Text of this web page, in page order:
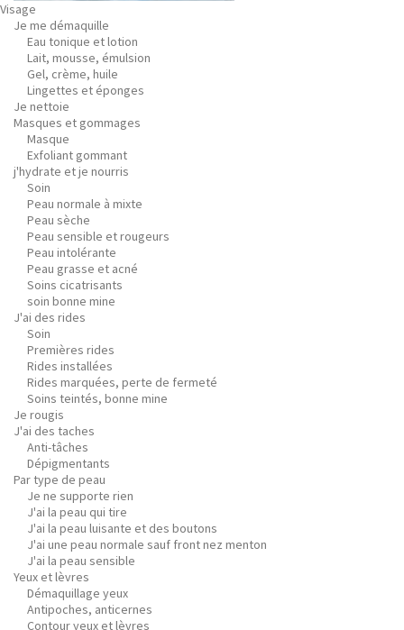
Visage
Je me démaquille
Eau tonique et lotion
Lait, mousse, émulsion
Gel, crème, huile
Lingettes et éponges
Je nettoie
Masques et gommages
Masque
Exfoliant gommant
j'hydrate et je nourris
Soin
Peau normale à mixte
Peau sèche
Peau sensible et rougeurs
Peau intolérante
Peau grasse et acné
Soins cicatrisants
soin bonne mine
J'ai des rides
Soin
Premières rides
Rides installées
Rides marquées, perte de fermeté
Soins teintés, bonne mine
Je rougis
J'ai des taches
Anti-tâches
Dépigmentants
Par type de peau
Je ne supporte rien
J'ai la peau qui tire
J'ai la peau luisante et des boutons
J'ai une peau normale sauf front nez menton
J'ai la peau sensible
Yeux et lèvres
Démaquillage yeux
Antipoches, anticernes
Contour yeux et lèvres